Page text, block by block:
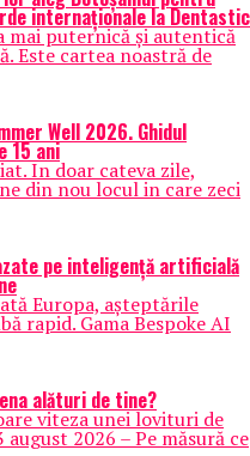
internaționale la Dentastic
puternică și autentică
Este cartea noastră de
Well 2026. Ghidul
15 ani
In doar cateva zile,
din nou locul in care zeci
pe inteligență artificială
Europa, așteptările
rapid. Gama Bespoke AI
alături de tine?
viteza unei lovituri de
2026 – Pe măsură ce